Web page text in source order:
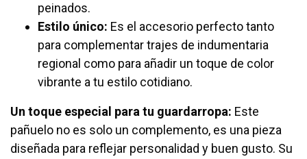
peinados.
Estilo único: Es el accesorio perfecto tanto
para complementar trajes de indumentaria
regional como para añadir un toque de color
vibrante a tu estilo cotidiano.
Un toque especial para tu guardarropa: Este
pañuelo no es solo un complemento, es una pieza
diseñada para reflejar personalidad y buen gusto. Su